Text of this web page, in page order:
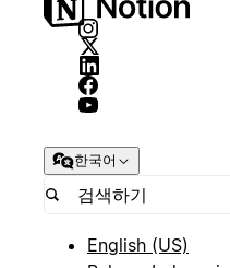
한국어
English (US)